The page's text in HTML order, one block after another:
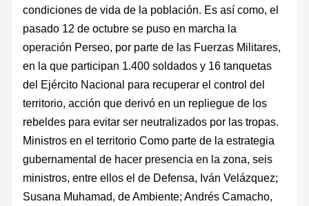
condiciones de vida de la población. Es así como, el
pasado 12 de octubre se puso en marcha la
operación Perseo, por parte de las Fuerzas Militares,
en la que participan 1.400 soldados y 16 tanquetas
del Ejército Nacional para recuperar el control del
territorio, acción que derivó en un repliegue de los
rebeldes para evitar ser neutralizados por las tropas.
Ministros en el territorio Como parte de la estrategia
gubernamental de hacer presencia en la zona, seis
ministros, entre ellos el de Defensa, Iván Velázquez;
Susana Muhamad, de Ambiente; Andrés Camacho,